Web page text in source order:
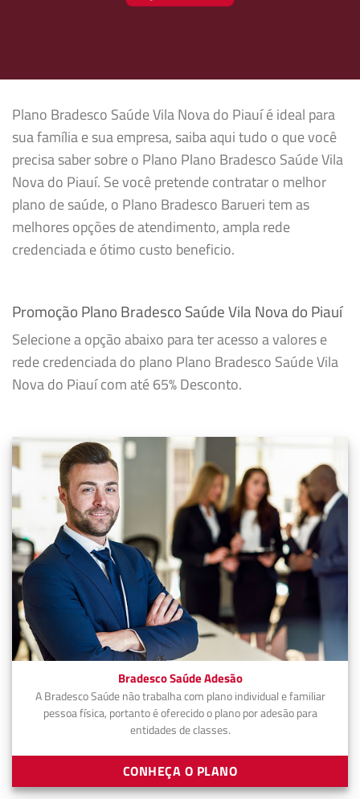
Plano Bradesco Saúde Vila Nova do Piauí é ideal para
sua família e sua empresa, saiba aqui tudo o que você
precisa saber sobre o Plano Plano Bradesco Saúde Vila
Nova do Piauí. Se você pretende contratar o melhor
plano de saúde, o Plano Bradesco Barueri tem as
melhores opções de atendimento, ampla rede
credenciada e ótimo custo beneficio.
Promoção Plano Bradesco Saúde Vila Nova do Piauí
Selecione a opção abaixo para ter acesso a valores e
rede credenciada do plano Plano Bradesco Saúde Vila
Nova do Piauí com até 65% Desconto.
Bradesco Saúde Adesão
A Bradesco Saúde não trabalha com plano individual e familiar
pessoa física, portanto é oferecido o plano por adesão para
entidades de classes.
CONHEÇA O PLANO